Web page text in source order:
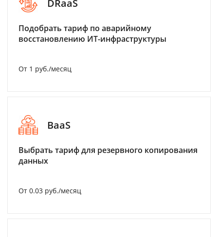
DRaaS
Подобрать тариф по аварийному
восстановлению ИТ-инфраструктуры
От 1 руб./месяц
BaaS
Выбрать тариф для резервного копирования
данных
От 0.03 руб./месяц